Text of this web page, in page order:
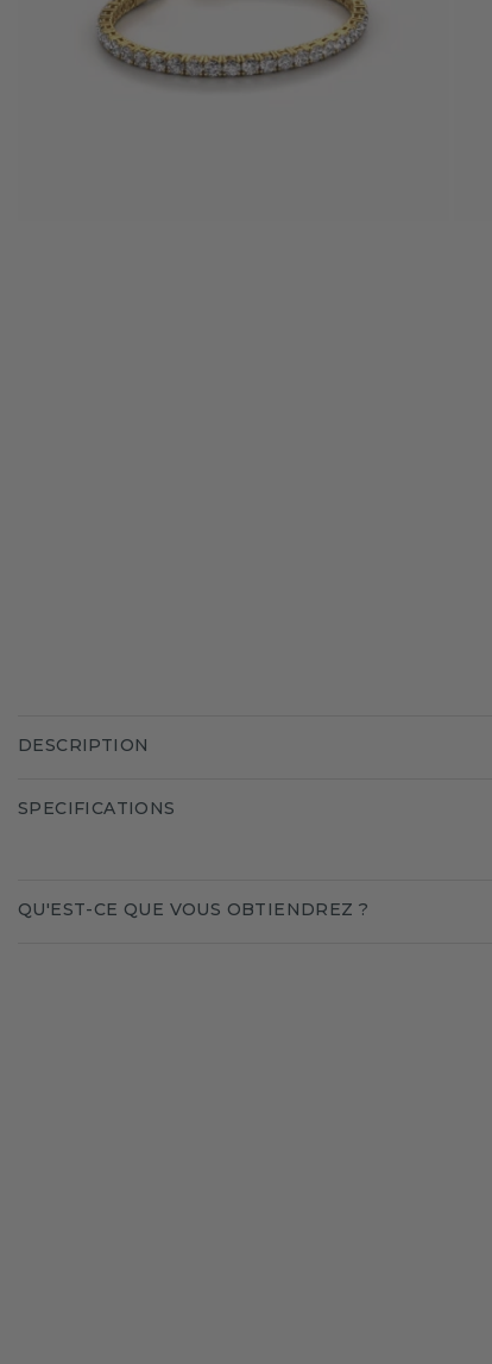
DESCRIPTION
SPECIFICATIONS
QU'EST-CE QUE VOUS OBTIENDREZ ?